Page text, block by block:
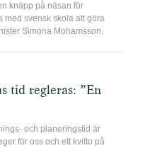
knäpp på näsan för
med svensk skola att göra
Simona Mohamsson.
tid regleras: ”En
och planeringstid är
för oss och ett kvitto på